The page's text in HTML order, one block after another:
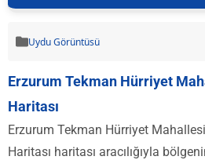
Uydu Görüntüsü
Erzurum Tekman Hürriyet
Haritası
Erzurum Tekman Hürriyet
Haritası haritası aracılığıyla